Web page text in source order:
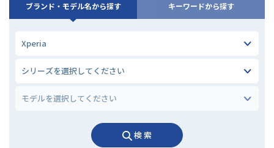
ブランド・モデル名から探す キーワードから探す
検 索